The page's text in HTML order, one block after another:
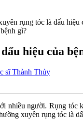
rụng tóc là dấu hiệu
hiệu của
sĩ Thành Thủy
nhiều người. Rụng tóc
xuyên rụng tóc là